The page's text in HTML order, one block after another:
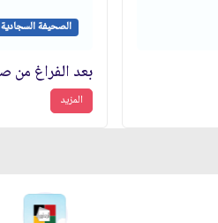
الصحيفة السجادية
المزيد